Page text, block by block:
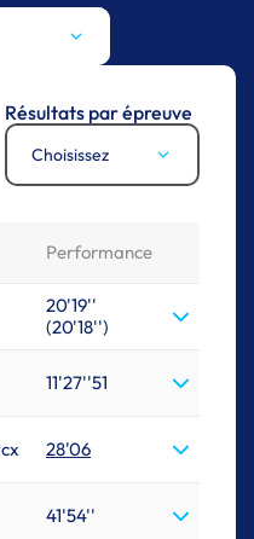
Résultats par épreuve
Choisissez
Performance
20'19''
(20'18'')
11'27''51
28'06
41'54''